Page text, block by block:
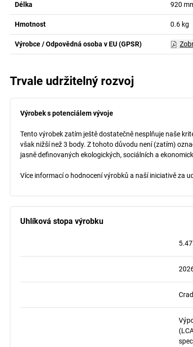
Délka 920
Hmotnost 0.6 kg
Výrobce / Odpovědná osoba v EU (GPSR)
Trvale udržitelný rozvoj
Výrobek s potenciálem vývoje
Tento výrobek zatím ještě dostatečně nesplňuje naše
však nižší než 3 body. Z tohoto důvodu není (zatím)
jasně definovaných ekologických, sociálních a
Více informací o hodnocení výrobků a naší iniciativě za
Uhlíková stopa výrobku